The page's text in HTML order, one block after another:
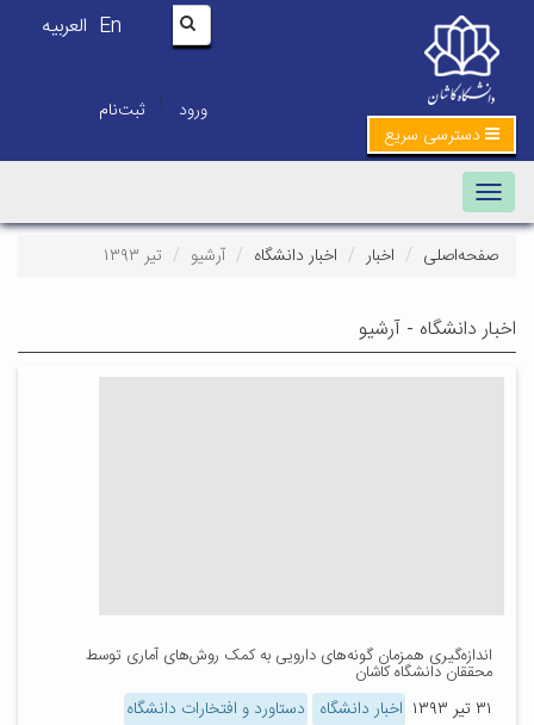
En العربیه
ورود | ثبت‌نام
دسترسی سریع
Toggle navigation
صفحه‌اصلی اخبار اخبار دانشگاه آرشیو تیر ۱۳۹۳
اخبار دانشگاه - آرشیو
اندازه‌گیری همزمان گونه‌های دارویی به کمک روش‌های آماری توسط
محققان دانشگاه کاشان
۳۱ تیر ۱۳۹۳ اخبار دانشگاه دستاورد و افتخارات دانشگاه